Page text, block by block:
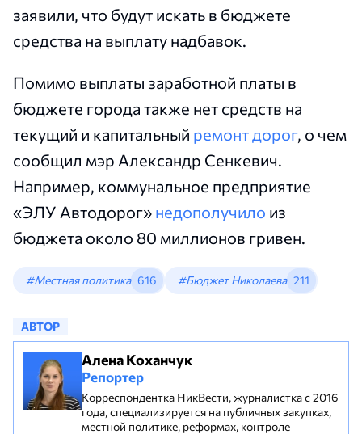
заявили, что будут искать в бюджете
средства на выплату надбавок.
Помимо выплаты заработной платы в
бюджете города также нет средств на
текущий и капитальный ремонт дорог, о чем
сообщил мэр Александр Сенкевич.
Например, коммунальное предприятие
«ЭЛУ Автодорог» недополучило из
бюджета около 80 миллионов гривен.
#Местная политика 616 #Бюджет Николаева 211
АВТОР
Алена Коханчук
Репортер
Корреспондентка НикВести, журналистка с 2016
года, специализируется на публичных закупках,
местной политике, реформах, контроле